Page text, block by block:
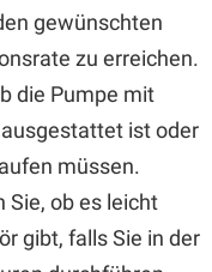
gewünschten
zu erreichen.
die Pumpe mit
ist oder
müssen.
Sie, ob es leicht
gibt, falls Sie in der